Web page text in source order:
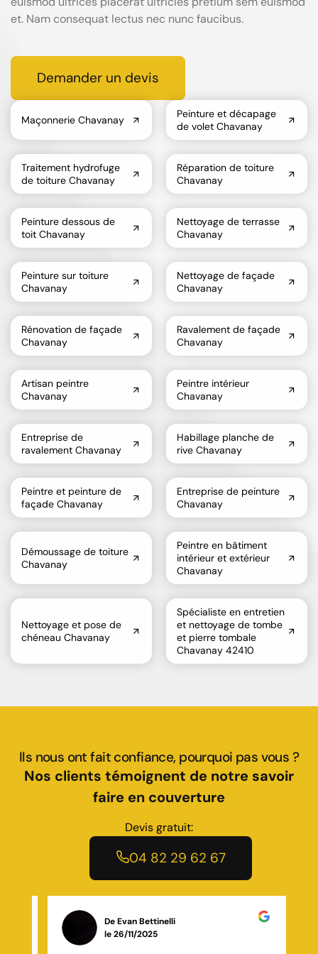
et. Nam consequat lectus nec nunc faucibus.
Demander un devis
Maçonnerie Chavanay
Peinture et décapage
de volet Chavanay
Traitement hydrofuge
de toiture Chavanay
Réparation de toiture
Chavanay
Peinture dessous de
toit Chavanay
Nettoyage de terrasse
Chavanay
Peinture sur toiture
Chavanay
Nettoyage de façade
Chavanay
Rénovation de façade
Chavanay
Ravalement de façade
Chavanay
Artisan peintre
Chavanay
Peintre intérieur
Chavanay
Entreprise de
ravalement Chavanay
Habillage planche de
rive Chavanay
Peintre et peinture de
façade Chavanay
Entreprise de peinture
Chavanay
Démoussage de toiture
Chavanay
Peintre en bâtiment
intérieur et extérieur
Chavanay
Nettoyage et pose de
chéneau Chavanay
Spécialiste en entretien
et nettoyage de tombe
et pierre tombale
Chavanay 42410
Ils nous ont fait confiance, pourquoi pas vous ?
Nos clients témoignent de notre savoir
faire en couverture
Devis gratuit:
04 82 29 62 67
De Kenzo
le 10/11/2025